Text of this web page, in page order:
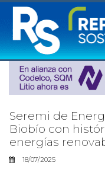
Seremi de
Biobío con
energías
18/07/2025